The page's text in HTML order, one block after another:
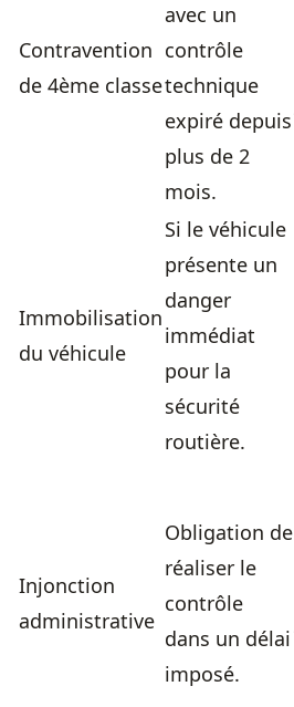
Contravention
de 4ème classe
avec un
contrôle
technique
expiré depuis
plus de 2
mois.
Immobilisation
du véhicule
Si le véhicule
présente un
danger
immédiat
pour la
sécurité
routière.
Injonction
administrative
Obligation de
réaliser le
contrôle
dans un délai
imposé.